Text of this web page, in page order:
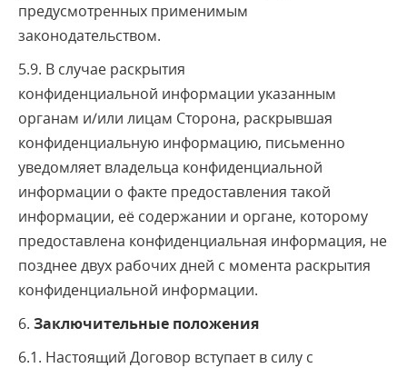
предусмотренных применимым
законодательством.
5.9. В случае раскрытия
конфиденциальной информации указанным
органам и/или лицам Сторона, раскрывшая
конфиденциальную информацию, письменно
уведомляет владельца конфиденциальной
информации о факте предоставления такой
информации, её содержании и органе, которому
предоставлена конфиденциальная информация, не
позднее двух рабочих дней с момента раскрытия
конфиденциальной информации.
6. Заключительные положения
6.1. Настоящий Договор вступает в силу с